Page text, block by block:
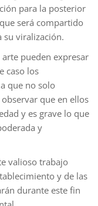
para la posterior
será compartido
su viralización.
pueden expresar
caso los
que no solo
que en ellos
y es grave lo que
y
valioso trabajo
y de las
durante este fin